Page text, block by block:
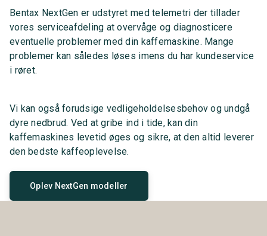
Bentax NextGen er udstyret med telemetri der tillader
vores serviceafdeling at overvåge og diagnosticere
eventuelle problemer med din kaffemaskine. Mange
problemer kan således løses imens du har kundeservice
i røret.
Vi kan også forudsige vedligeholdelsesbehov og undgå
dyre nedbrud. Ved at gribe ind i tide, kan din
kaffemaskines levetid øges og sikre, at den altid leverer
den bedste kaffeoplevelse.
Oplev NextGen modeller